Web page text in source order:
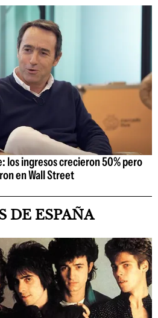
los ingresos crecieron 50% pero
en Wall Street
DE ESPAÑA